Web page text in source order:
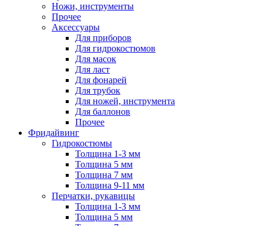
Ножи, инструменты
Прочее
Аксессуары
Для приборов
Для гидрокостюмов
Для масок
Для ласт
Для фонарей
Для трубок
Для ножей, инструмента
Для баллонов
Прочее
Фридайвинг
Гидрокостюмы
Толщина 1-3 мм
Толщина 5 мм
Толщина 7 мм
Толщина 9-11 мм
Перчатки, рукавицы
Толщина 1-3 мм
Толщина 5 мм